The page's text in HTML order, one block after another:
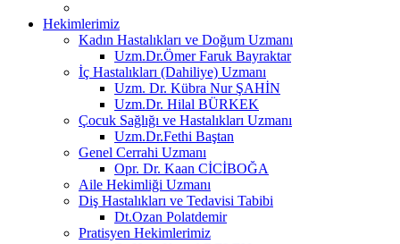
Hekimlerimiz
Kadın Hastalıkları ve Doğum Uzmanı
Uzm.Dr.Ömer Faruk Bayraktar
İç Hastalıkları (Dahiliye) Uzmanı
Uzm. Dr. Kübra Nur ŞAHİN
Uzm.Dr. Hilal BÜRKEK
Çocuk Sağlığı ve Hastalıkları Uzmanı
Uzm.Dr.Fethi Baştan
Genel Cerrahi Uzmanı
Opr. Dr. Kaan CİCİBOĞA
Aile Hekimliği Uzmanı
Diş Hastalıkları ve Tedavisi Tabibi
Dt.Ozan Polatdemir
Pratisyen Hekimlerimiz